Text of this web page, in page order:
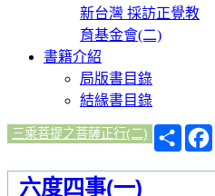
新台灣 採訪正覺教
育基金會(二)
書籍介紹
局版書目錄
結緣書目錄
三乘菩提之菩薩正行(二)
分
享
六度四事(一)